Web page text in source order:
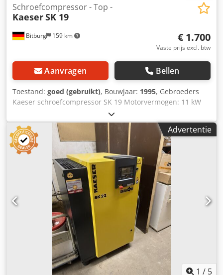
Bitburg 159 km
Schroefcompressor - Top -
KaeserSK 19
€ 1.700
Vaste prijs excl. btw
Aanvragen Bellen
Toestand: goed (gebruikt), Bouwjaar: 1995, Gebroeders
Kaeser schroefcompressor SK 19 Motorvermogen: 11 kW
Bouwjaar: 1995 Toelaatbare bedrijfsdruk: 10 bar
Luchtdebiet: 1900 liter/min Dsdpfx Adezrhrve Nsck
voorzien van Kaeser-besturingsrelais Afmetingen circa: L
785 x B 820 x H 1017 mm (afmetingen zonder
aansluitingen) Gewicht: 270 kg Locatie: direct beschikbaar
vanuit magazijn 54634 Bitburg - direct leverbaar -
Advertentie
1 / 5